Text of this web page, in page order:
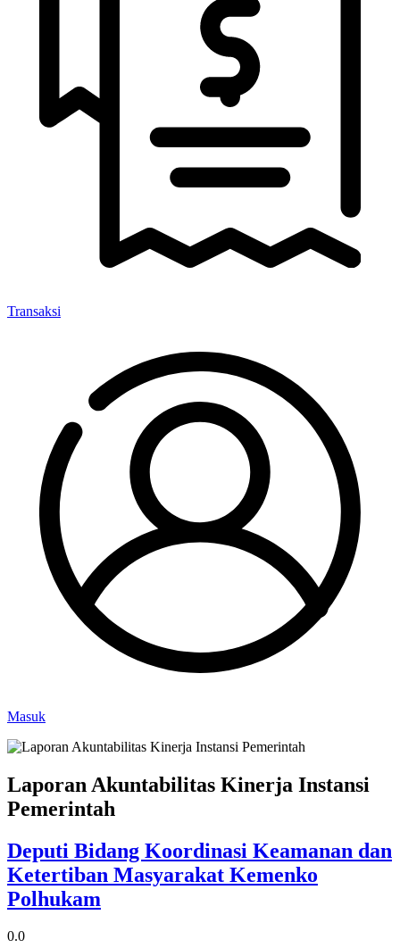
Transaksi
Masuk
Laporan Akuntabilitas Kinerja Instansi
Pemerintah
Deputi Bidang Koordinasi Keamanan dan
Ketertiban Masyarakat Kemenko
Polhukam
0.0